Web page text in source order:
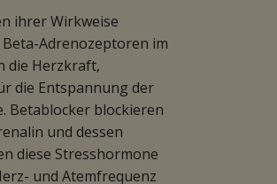
ihrer Wirkweise
Adrenozeptoren im
die Herzkraft,
die Entspannung der
Betablocker blockieren
und dessen
diese Stresshormone
und Atemfrequenz